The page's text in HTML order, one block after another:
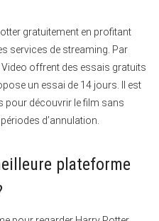
gratuitement en profitant
services de streaming. Par
offrent des essais gratuits
un essai de 14 jours. Il est
pour découvrir le film sans
d’annulation.
plateforme